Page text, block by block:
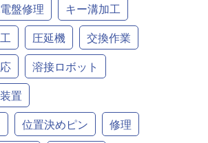
盤修理
キー溝加工
圧延機
交換作業
溶接ロボット
置
位置決めピン
修理